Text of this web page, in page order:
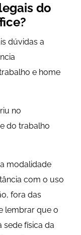
do
dúvidas a
e home
no
do trabalho
modalidade
com o uso
fora das
lembrar que o
física da